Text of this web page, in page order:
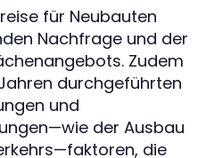
für Neubauten
Nachfrage und der
Zudem
durchgeführten
und
der Ausbau
die